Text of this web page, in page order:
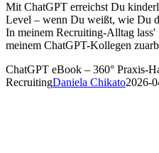
Mit ChatGPT erreichst Du
Level – wenn Du weißt, wie Du
In meinem Recruiting-Alltag
meinem ChatGPT-Kollegen
ChatGPT eBook – 360° Praxis-
RecruitingDaniela Chikato2026-